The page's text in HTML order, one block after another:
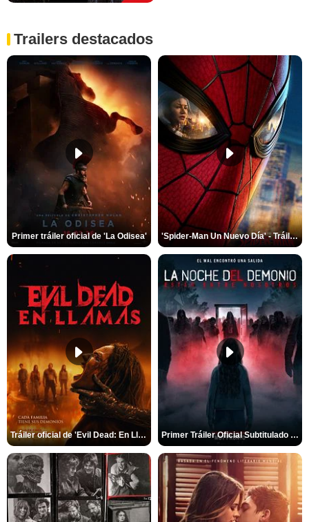
Trailers destacados
Primer tráiler oficial de 'La Odisea' 'Spider-Man Un Nuevo Día' - Tráiler oficial subtitulado
Tráiler oficial de 'Evil Dead: En Llamas' Primer Tráiler Oficial Subtitulado de 'La Noche Del Demonio: Están Entre Nosotros'